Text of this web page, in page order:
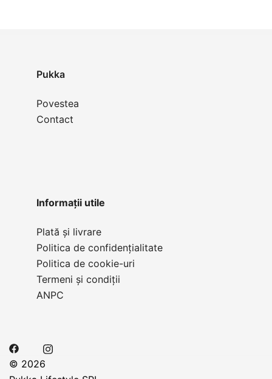
Pukka
Povestea
Contact
Informații utile
Plată și livrare
Politica de confidențialitate
Politica de cookie-uri
Termeni și condiții
ANPC
© 2026